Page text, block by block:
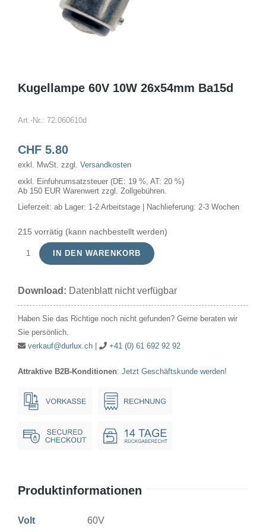
Kugellampe 60V 10W 26x54mm Ba15d
Art.-Nr.: 72.060610d
CHF5.80
exkl. MwSt. zzgl. Versandkosten
exkl. Einfuhrumsatzsteuer (DE: 19 %, AT: 20 %)
Ab 150 EUR Warenwert zzgl. Zollgebühren.
Lieferzeit: ab Lager: 1-2 Arbeitstage | Nachlieferung: 2-3 Wochen
215 vorrätig (kann nachbestellt werden)
Kugellampe
10W
Ba15d
Menge
IN DEN WARENKORB
Download: Datenblatt nicht verfügbar
Haben Sie das Richtige noch nicht gefunden? Gerne beraten wir
Sie persönlich.
verkauf@durlux.ch| +41 (0) 61 692 92 92
Attraktive B2B-Konditionen: Jetzt Geschäftskunde werden!
Produktinformationen
Volt 60V